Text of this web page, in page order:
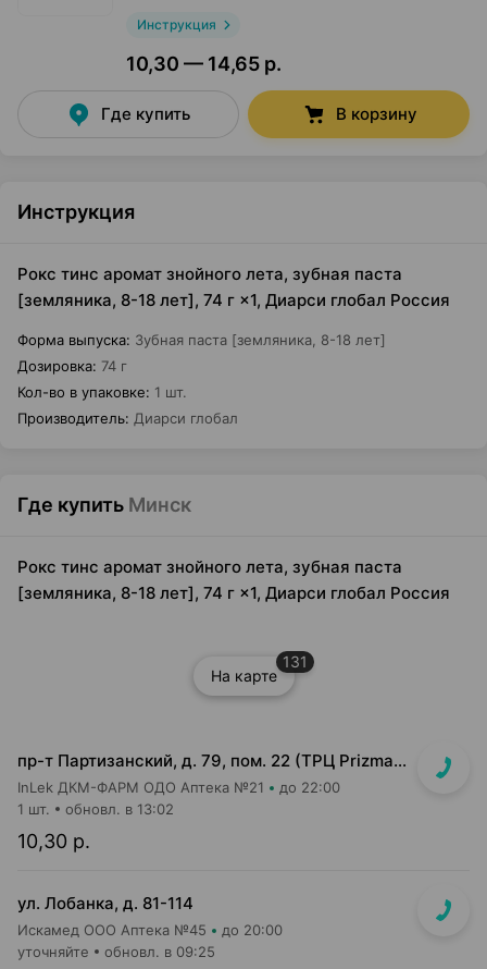
Инструкция
10,30 — 14,65 р.
Где купить В корзину
Инструкция
Рокс тинс аромат знойного лета, зубная паста
[земляника, 8-18 лет], 74 г ×1, Диарси глобал Россия
Форма выпуска: Зубная паста [земляника, 8-18 лет]
Дозировка: 74 г
Кол-во в упаковке: 1 шт.
Производитель: Диарси глобал
Где купить Минск
Рокс тинс аромат знойного лета, зубная паста
[земляника, 8-18 лет], 74 г ×1, Диарси глобал Россия
На карте
131
пр-т Партизанский, д. 79, пом. 22 (ТРЦ Prizma, подземный этаж вход возле м-на Мила)
InLek ДКМ-ФАРМ ОДО Аптека №21 до 22:00
10,30 р.
1 шт. обновл. в 13:02
ул. Лобанка, д. 81-114
Искамед ООО Аптека №45 до 20:00
уточняйте обновл. в 09:25